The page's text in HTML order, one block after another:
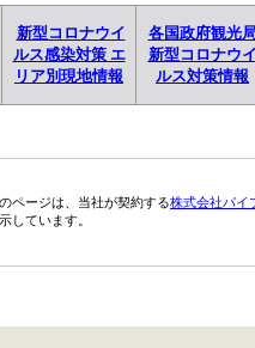
新型コロナウイ
ルス感染対策 エ
リア別現地情報
各国政府観光
新型コロナウ
ルス対策情報
ページは、当社が契約する株式会社パイ
しています。